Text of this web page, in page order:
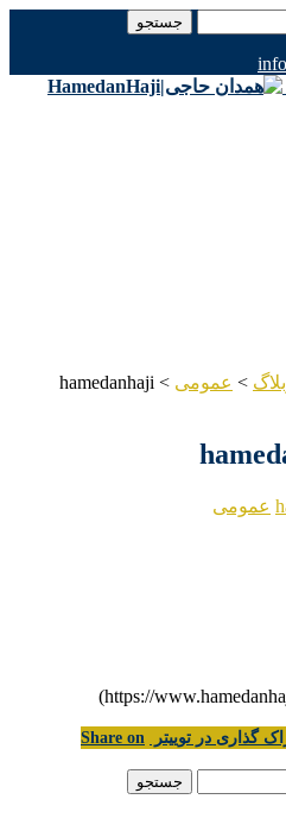
> عمومی >
hamedanhaji
عمومی
گذاری در توییتر
Share on